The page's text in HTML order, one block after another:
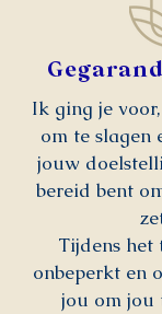
Ik ging je
om te slagen
jouw
bereid bent
Tijdens het
onbeperkt en
jou om jou